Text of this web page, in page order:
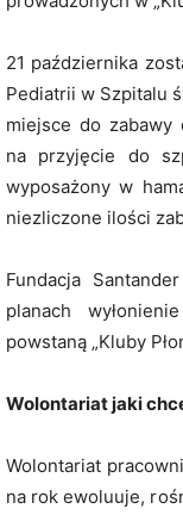
21 października
Pediatrii w Szpitalu
miejsce do zabawy
na przyjęcie do
wyposażony w
niezliczone ilości
Fundacja
planach
powstaną „Kluby
Wolontariat jaki
Wolontariat
na rok ewoluuje,